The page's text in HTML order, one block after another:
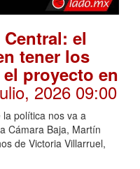
el
tener los
proyecto en
2026 09:00
política nos va a
Cámara Baja, Martín
de Victoria Villarruel,